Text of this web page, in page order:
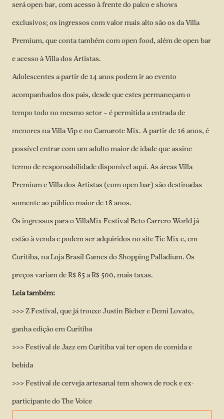
será open bar, com acesso à frente do palco e shows
exclusivos; os ingressos com valor mais alto são os da Villa
Premium, que conta também com open food, além de open bar
e acesso à Villa dos Artistas.
Adolescentes a partir de 14 anos podem ir ao evento
acompanhados dos pais, desde que estes permaneçam o
tempo todo no mesmo setor – é permitida a entrada de
menores na Villa Vip e no Camarote Mix. A partir de 16 anos, é
possível entrar com um adulto maior de idade que assine
termo de responsabilidade disponívelaqui. As áreas Villa
Premium e Villa dos Artistas (com open bar) são destinadas
somente ao público maior de 18 anos.
Os ingressos para o VillaMix Festival Beto Carrero World já
estão à venda e podem ser adquiridos no siteTic Mixe, em
Curitiba, na Loja Brasil Games do Shopping Palladium. Os
preços variam de R$ 85 a R$ 500, mais taxas.
Leia também:
>>> Z Festival, que já trouxe Justin Bieber e Demi Lovato,
ganha edição em Curitiba
>>> Festival de Jazz em Curitiba vai ter open de comida e
bebida
>>> Festival de cerveja artesanal tem shows de rock e ex-
participante do The Voice